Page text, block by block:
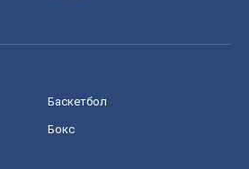
Баскетбол
Бокс